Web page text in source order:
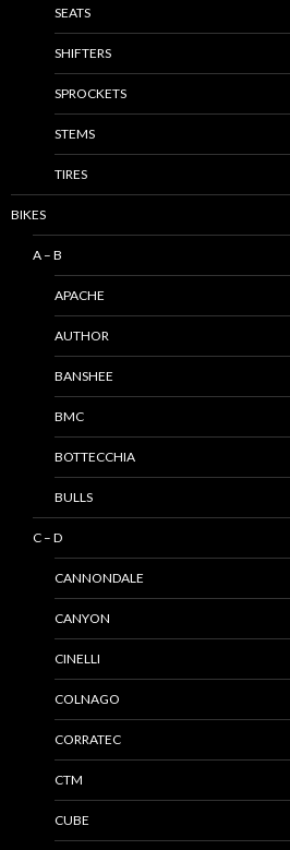
SEATS
SHIFTERS
SPROCKETS
STEMS
TIRES
BIKES
A – B
APACHE
AUTHOR
BANSHEE
BMC
BOTTECCHIA
BULLS
C – D
CANNONDALE
CANYON
CINELLI
COLNAGO
CORRATEC
CTM
CUBE